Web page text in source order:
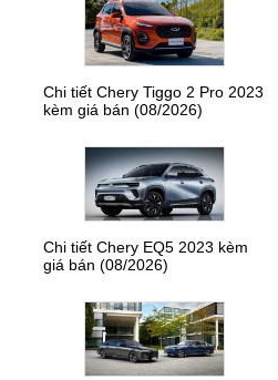
Chi tiết Chery Tiggo 2 Pro 2023
kèm giá bán (08/2026)
Chi tiết Chery EQ5 2023 kèm
giá bán (08/2026)